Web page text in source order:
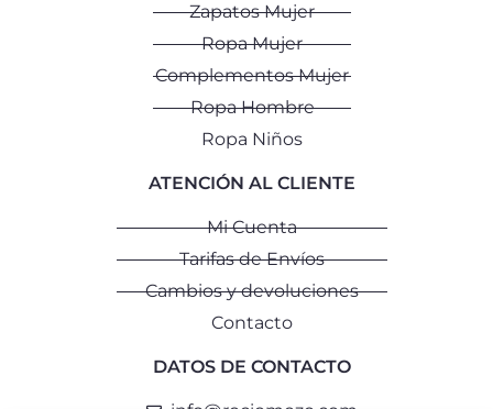
Zapatos Mujer
Ropa Mujer
Complementos Mujer
Ropa Hombre
Ropa Niños
ATENCIÓN AL CLIENTE
Mi Cuenta
Tarifas de Envíos
Cambios y devoluciones
Contacto
DATOS DE CONTACTO